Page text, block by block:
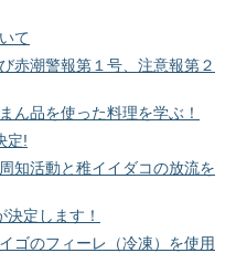
て
赤潮警報第１号、注意報第２
ん品を使った料理を学ぶ！
定!
知活動と稚イイダコの放流を
定します！
ゴのフィーレ（冷凍）を使用